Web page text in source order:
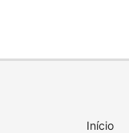
Início